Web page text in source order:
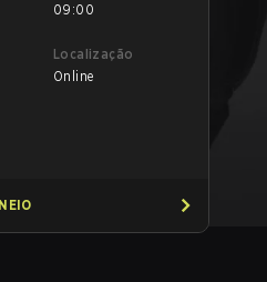
09:00
Localização
Online